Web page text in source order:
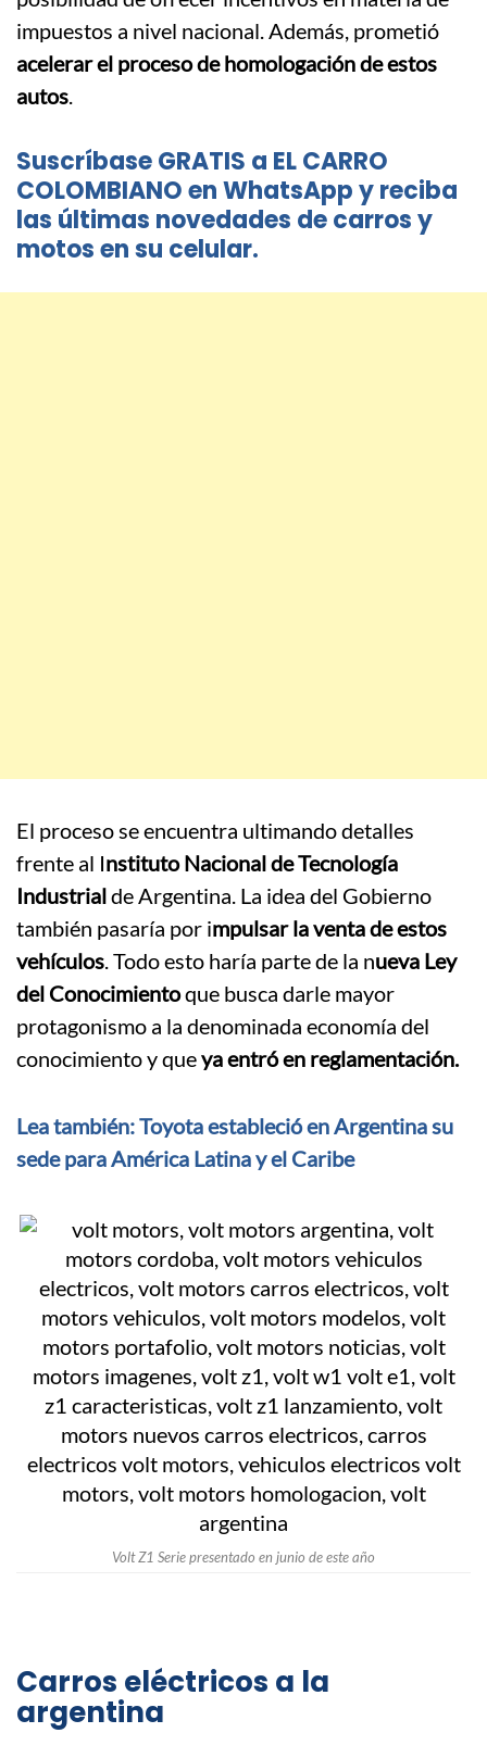
impuestos a nivel nacional. Además, prometió
acelerar el proceso de homologación de estos
autos.
Suscríbase GRATIS a EL CARRO
COLOMBIANO en WhatsApp y reciba
las últimas novedades de carros y
motos en su celular.
El proceso se encuentra ultimando detalles
frente al Instituto Nacional de Tecnología
Industrialde Argentina. La idea del Gobierno
también pasaría por impulsar la venta de estos
vehículos. Todo esto haría parte de la nueva Ley
del Conocimientoque busca darle mayor
protagonismo a la denominada economía del
conocimiento y queya entró en reglamentación.
Lea también: Toyota estableció en Argentina su
sede para América Latina y el Caribe
Volt Z1 Serie presentado en junio de este año
Carros eléctricos a la
argentina